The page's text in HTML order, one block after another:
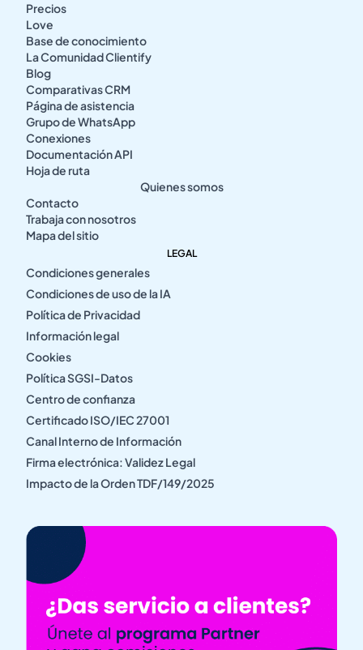
Precios
Love
Base de conocimiento
La Comunidad Clientify
Blog
Comparativas CRM
Página de asistencia
Grupo de WhatsApp
Conexiones
Documentación API
Hoja de ruta
Quienes somos
Contacto
Trabaja con nosotros
Mapa del sitio
LEGAL
Condiciones generales
Condiciones de uso de la IA
Política de Privacidad
Información legal
Cookies
Política SGSI-Datos
Centro de confianza
Certificado ISO/IEC 27001
Canal Interno de Información
Firma electrónica: Validez Legal
Impacto de la Orden TDF/149/2025